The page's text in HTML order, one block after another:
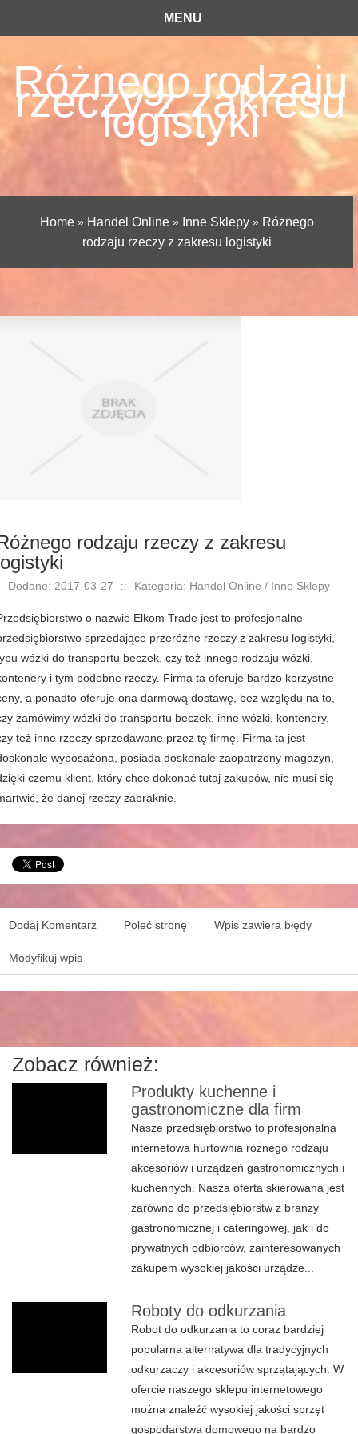
MENU
Różnego rodzaju
rzeczy z zakresu
logistyki
Home» Handel Online» Inne Sklepy» Różnego
rodzaju rzeczy z zakresu logistyki
rodzaju rzeczy z zakresu
Dodane: 2017-03-27 :: Kategoria: Handel Online / Inne Sklepy
o nazwie Elkom Trade jest to profesjonalne
sprzedające przeróżne rzeczy z zakresu logistyki,
wózki do transportu beczek, czy też innego rodzaju wózki,
i tym podobne rzeczy. Firma ta oferuje bardzo korzystne
a ponadto oferuje ona darmową dostawę, bez względu na to,
zamówimy wózki do transportu beczek, inne wózki, kontenery,
też inne rzeczy sprzedawane przez tę firmę. Firma ta jest
wyposażona, posiada doskonale zaopatrzony magazyn,
czemu klient, który chce dokonać tutaj zakupów, nie musi się
że danej rzeczy zabraknie.
Dodaj Komentarz Poleć stronę Wpis zawiera błędy
Modyfikuj wpis
Zobacz również:
Produkty kuchenne i
gastronomiczne dla firm
Nasze przedsiębiorstwo to profesjonalna
internetowa hurtownia różnego rodzaju
akcesoriów i urządzeń gastronomicznych i
kuchennych. Nasza oferta skierowana jest
zarówno do przedsiębiorstw z branży
gastronomicznej i cateringowej, jak i do
prywatnych odbiorców, zainteresowanych
zakupem wysokiej jakości urządze...
Roboty do odkurzania
Robot do odkurzania to coraz bardziej
popularna alternatywa dla tradycyjnych
odkurzaczy i akcesoriów sprzątających. W
ofercie naszego sklepu internetowego
można znaleźć wysokiej jakości sprzęt
gospodarstwa domowego na bardzo